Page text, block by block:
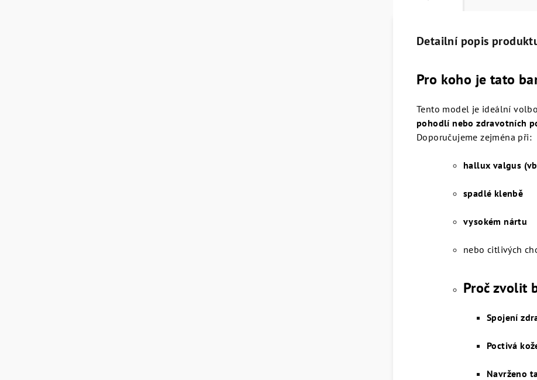
Detailní popis
Pro koho je tato
Tento model je ideální
pohodlí nebo zdravotních
Doporučujeme zejména při:
hallux valgus
spadlé klenbě
vysokém nártu
nebo citlivých
Proč zvolit
Spojení
Poctivá
Navrženo